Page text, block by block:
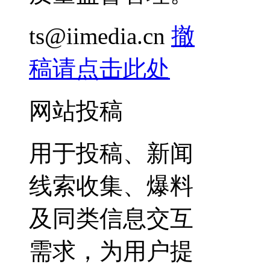
ts@iimedia.cn 撤
稿请点击此处
网站投稿
用于投稿、新闻
线索收集、爆料
及同类信息交互
需求，为用户提